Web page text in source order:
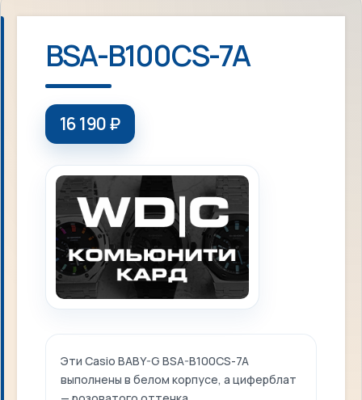
BSA-B100CS-7A
16 190₽
Эти Casio BABY-G BSA-B100CS-7A
выполнены в белом корпусе, а циферблат